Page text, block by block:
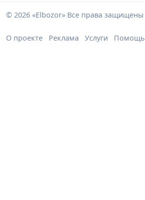
© 2026 «Elbozor» Все права защищены
О проекте Реклама Услуги Помощь